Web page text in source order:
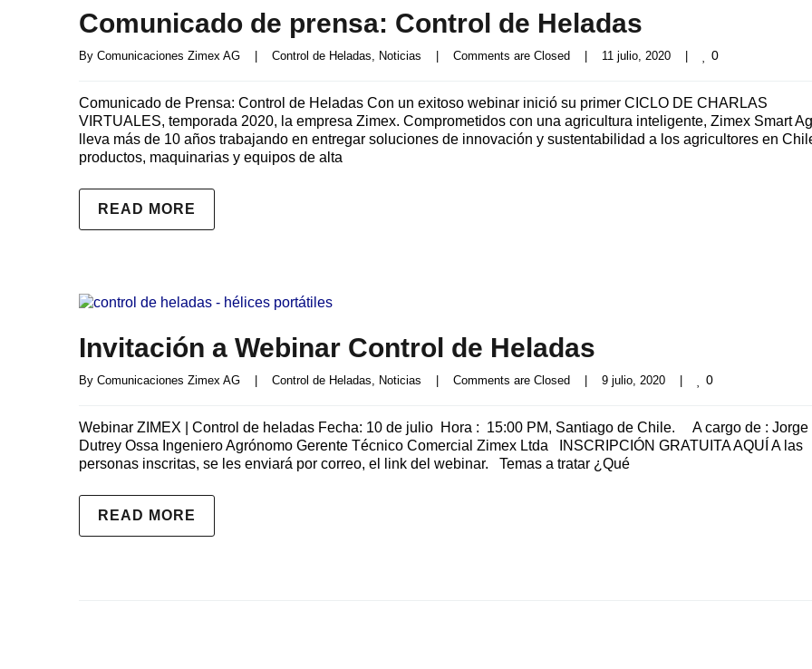
Comunicado de prensa: Control de Heladas
By Comunicaciones Zimex AG Control de Heladas, Noticias Comments are Closed 11 julio, 2020 0
Comunicado de Prensa: Control de Heladas Con un exitoso webinar inició su primer CICLO DE CHARLAS
VIRTUALES, temporada 2020, la empresa Zimex. Comprometidos con una agricultura inteligente, Zimex Smart
lleva más de 10 años trabajando en entregar soluciones de innovación y sustentabilidad a los agricultores en
productos, maquinarias y equipos de alta
READ MORE
Invitación a Webinar Control de Heladas
By Comunicaciones Zimex AG Control de Heladas, Noticias Comments are Closed 9 julio, 2020 0
Webinar ZIMEX | Control de heladas Fecha: 10 de julio Hora : 15:00 PM, Santiago de Chile. A cargo de : Jorge
Dutrey Ossa Ingeniero Agrónomo Gerente Técnico Comercial Zimex Ltda INSCRIPCIÓN GRATUITA AQUÍ A las
personas inscritas, se les enviará por correo, el link del webinar. Temas a tratar ¿Qué
READ MORE